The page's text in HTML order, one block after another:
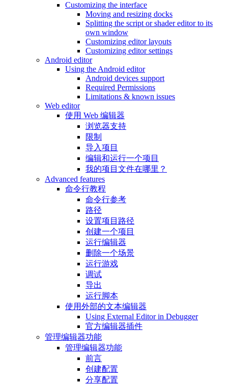
Customizing the interface
Moving and resizing docks
Splitting the script or shader editor to its
own window
Customizing editor layouts
Customizing editor settings
Android editor
Using the Android editor
Android devices support
Required Permissions
Limitations & known issues
Web editor
使用 Web 编辑器
浏览器支持
限制
导入项目
编辑和运行一个项目
我的项目文件在哪里？
Advanced features
命令行教程
命令行参考
路径
设置项目路径
创建一个项目
运行编辑器
删除一个场景
运行游戏
调试
导出
运行脚本
使用外部的文本编辑器
Using External Editor in Debugger
官方编辑器插件
管理编辑器功能
管理编辑器功能
前言
创建配置
分享配置